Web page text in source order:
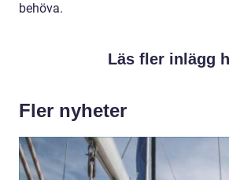
behöva.
Läs fler inlägg
Fler nyheter